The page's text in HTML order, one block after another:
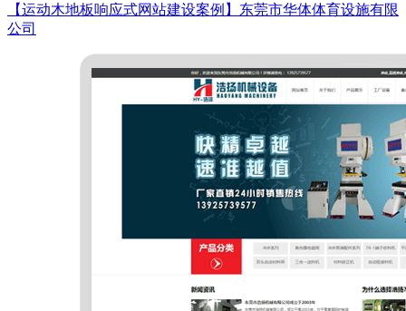
【运动木地板响应式网站建设案例】东莞市华体体育设施有限
公司